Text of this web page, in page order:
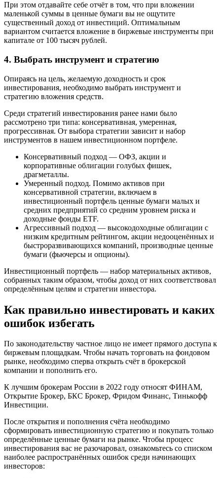
При этом отдавайте себе отчёт в том, что при вложении
маленькой суммы в ценные бумаги вы не ощутите
существенный доход от инвестиций. Оптимальным
вариантом считается вложение в биржевые инструменты при
капитале от 100 тысяч рублей.
4. Выбрать инструмент и стратегию
Опираясь на цель, желаемую доходность и срок
инвестирования, необходимо выбрать инструмент и
стратегию вложения средств.
Среди стратегий инвестирования ранее нами было
рассмотрено три типа: консервативная, умеренная,
прогрессивная. От выбора стратегии зависит и набор
инструментов в нашем инвестиционном портфеле.
Консервативный подход — ОФЗ, акции и
корпоративные облигации голубых фишек,
драгметаллы.
Умеренный подход. Помимо активов при
консервативной стратегии, включаем в
инвестиционный портфель ценные бумаги малых и
средних предприятий со средним уровнем риска и
доходные фонды ETF.
Агрессивный подход — высокодоходные облигации с
низким кредитным рейтингом, акции недооценённых и
быстроразвивающихся компаний, производные ценные
бумаги (фьючерсы и опционы).
Инвестиционный портфель — набор материальных активов,
собранных таким образом, чтобы доход от них соответствовал
определённым целям и стратегии инвестора.
Как правильно инвестировать и каких
ошибок избегать
По законодательству частное лицо не имеет прямого доступа к
биржевым площадкам. Чтобы начать торговать на фондовом
рынке, необходимо сперва открыть счёт в брокерской
компании и пополнить его.
К лучшим брокерам России в 2022 году относят ФИНАМ,
Открытие Брокер, БКС Брокер, Фридом Финанс, Тинькофф
Инвестиции.
После открытия и пополнения счёта необходимо
сформировать инвестиционную стратегию и покупать только
определённые ценные бумаги на рынке. Чтобы процесс
инвестирования вас не разочаровал, ознакомьтесь со списком
наиболее распространённых ошибок среди начинающих
инвесторов: